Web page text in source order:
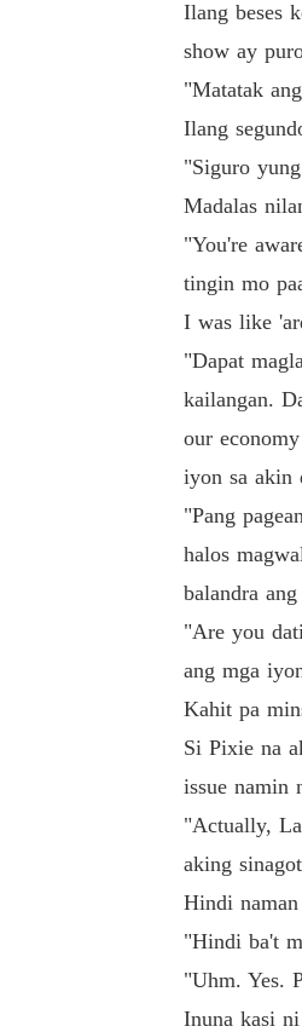
Ilang beses
show ay
"Matatak
Ilang
"Siguro
Madalas
"You're
tingin mo
I was like
"Dapat
kailangan.
our
iyon sa akin
"Pang
halos
balandra
"Are you
ang mga
Kahit pa
Si Pixie na
issue namin
"Actually,
aking
Hindi
"Hindi ba't
"Uhm. Yes.
Inuna kasi